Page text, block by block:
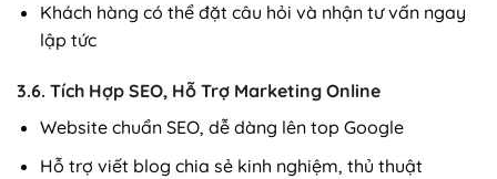
Khách hàng có thể đặt câu hỏi và nhận tư vấn ngay
lập tức
3.6. Tích Hợp SEO, Hỗ Trợ Marketing Online
Website chuẩn SEO, dễ dàng lên top Google
Hỗ trợ viết blog chia sẻ kinh nghiệm, thủ thuật